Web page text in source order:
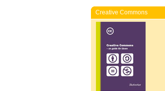
Creative Commons